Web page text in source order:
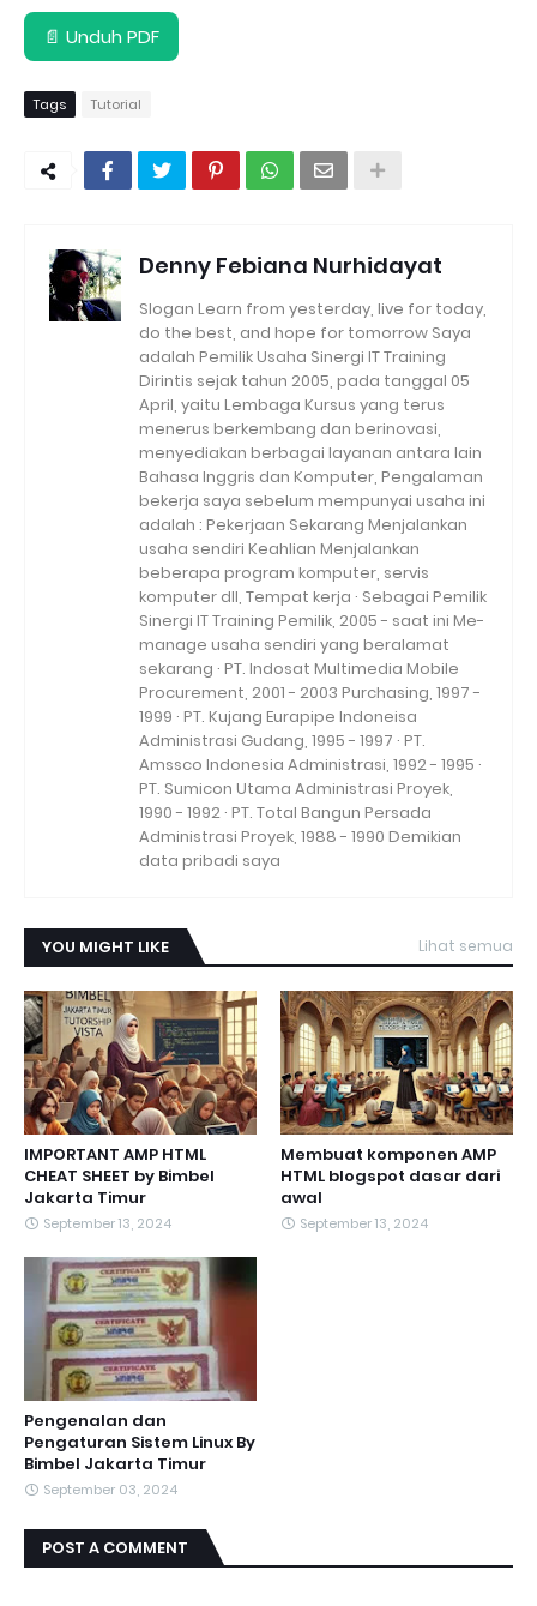
📄 Unduh PDF
Tags Tutorial
Denny Febiana Nurhidayat
Slogan Learn from yesterday, live for today,
do the best, and hope for tomorrow Saya
adalah Pemilik Usaha Sinergi IT Training
Dirintis sejak tahun 2005, pada tanggal 05
April, yaitu Lembaga Kursus yang terus
menerus berkembang dan berinovasi,
menyediakan berbagai layanan antara lain
Bahasa Inggris dan Komputer, Pengalaman
bekerja saya sebelum mempunyai usaha ini
adalah : Pekerjaan Sekarang Menjalankan
usaha sendiri Keahlian Menjalankan
beberapa program komputer, servis
komputer dll, Tempat kerja · Sebagai Pemilik
Sinergi IT Training Pemilik, 2005 - saat ini Me-
manage usaha sendiri yang beralamat
sekarang · PT. Indosat Multimedia Mobile
Procurement, 2001 - 2003 Purchasing, 1997 -
1999 · PT. Kujang Eurapipe Indoneisa
Administrasi Gudang, 1995 - 1997 · PT.
Amssco Indonesia Administrasi, 1992 - 1995 ·
PT. Sumicon Utama Administrasi Proyek,
1990 - 1992 · PT. Total Bangun Persada
Administrasi Proyek, 1988 - 1990 Demikian
data pribadi saya
YOU MIGHT LIKE Lihat semua
IMPORTANT AMP HTML
CHEAT SHEET by Bimbel
Jakarta Timur
September 13, 2024
Membuat komponen AMP
HTML blogspot dasar dari
awal
September 13, 2024
Pengenalan dan
Pengaturan Sistem Linux By
Bimbel Jakarta Timur
September 03, 2024
POST A COMMENT